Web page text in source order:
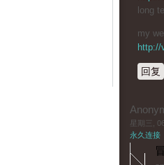
long
my
http://
回复
星期三,
永久连接